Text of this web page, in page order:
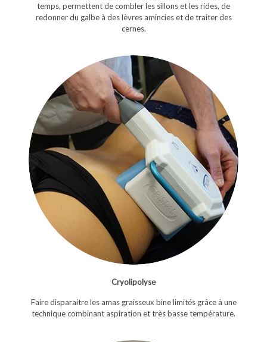
temps, permettent de combler les sillons et les rides, de
redonner du galbe à des lèvres amincies et de traiter des
cernes.
Cryolipolyse
Faire disparaitre les amas graisseux bine limités grâce à une
technique combinant aspiration et très basse température.